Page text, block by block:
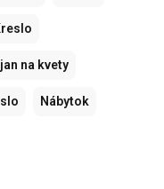
na kvety
Nábytok